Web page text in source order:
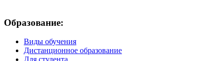
Образование:
Виды обучения
Дистанционное образование